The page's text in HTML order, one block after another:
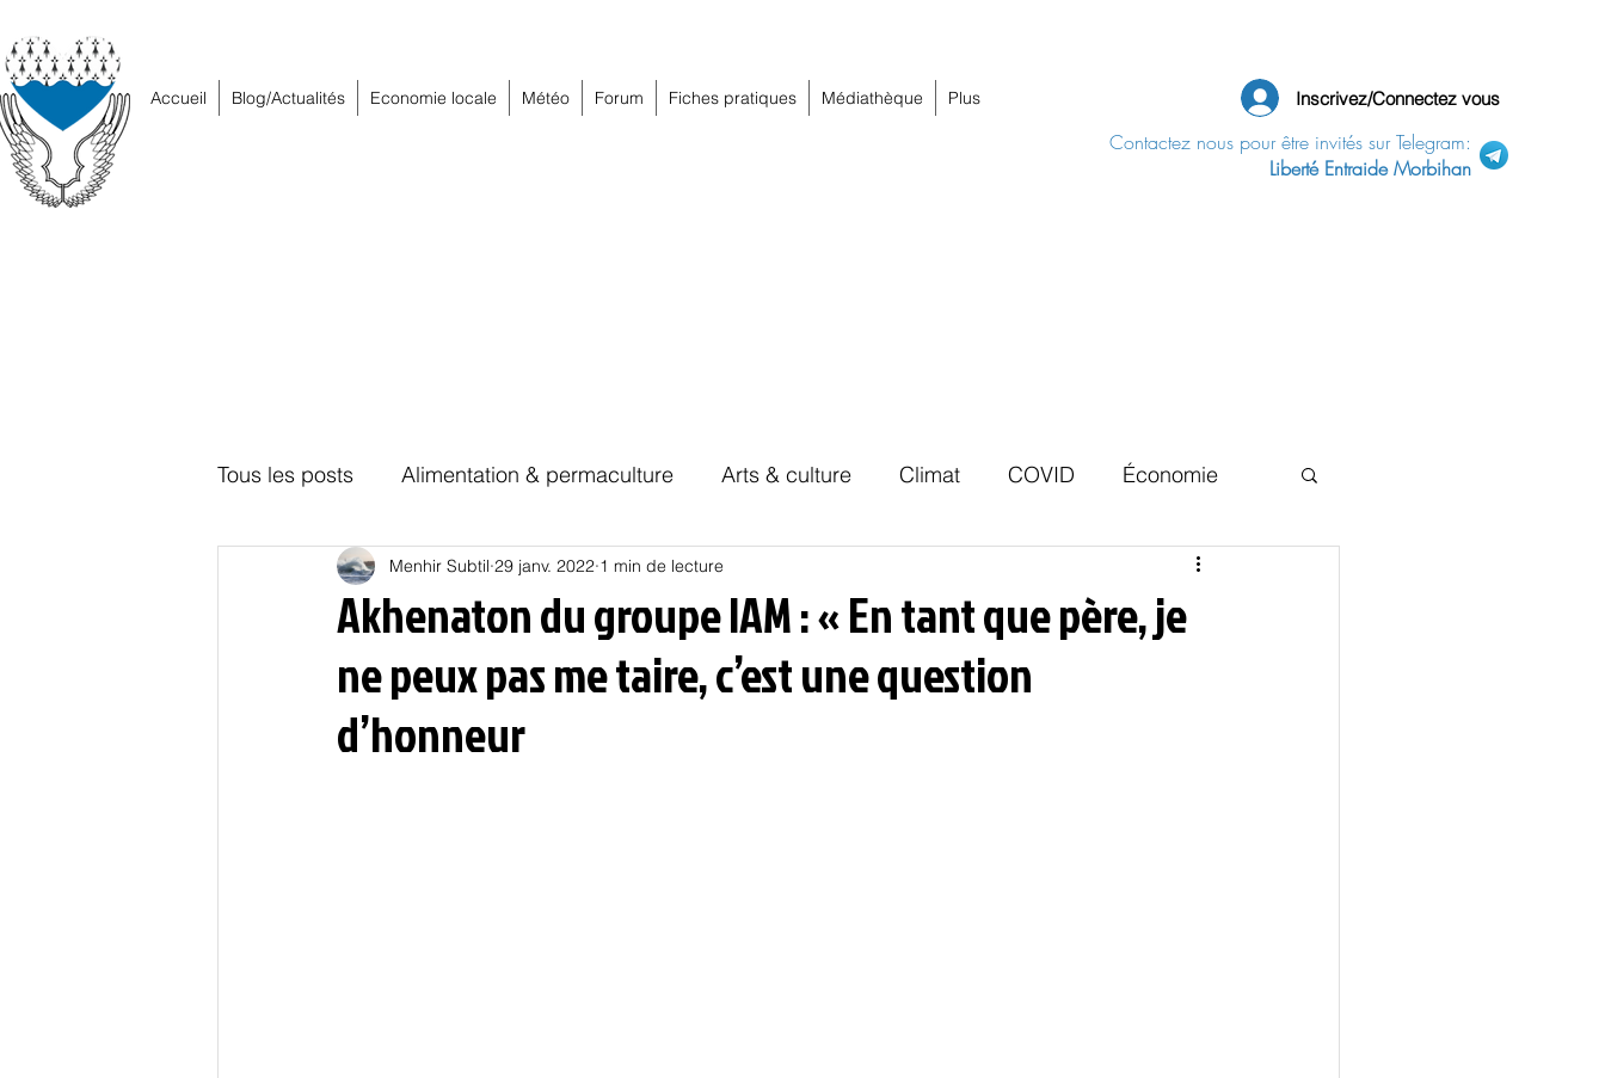
Accueil Blog/Actualités Economie locale Météo Forum Fiches pratiques Médiathèque Plus Inscrivez/Connectez vous
Contactez nous pour être invités sur Telegram:
Liberté Entraide Morbihan
Tous les posts Alimentation & permaculture Arts & culture Climat COVID Économie
Education Energies Habitat Hors piste Local
Oligarchie Politique Psychologie Résilience Santé
Spiritualités Low tech
Akhenaton du groupe IAM : « En tant que père, je
ne peux pas me taire, c’est une question
d’honneur
Menhir Subtil 29 janv. 2022 1 min de lecture